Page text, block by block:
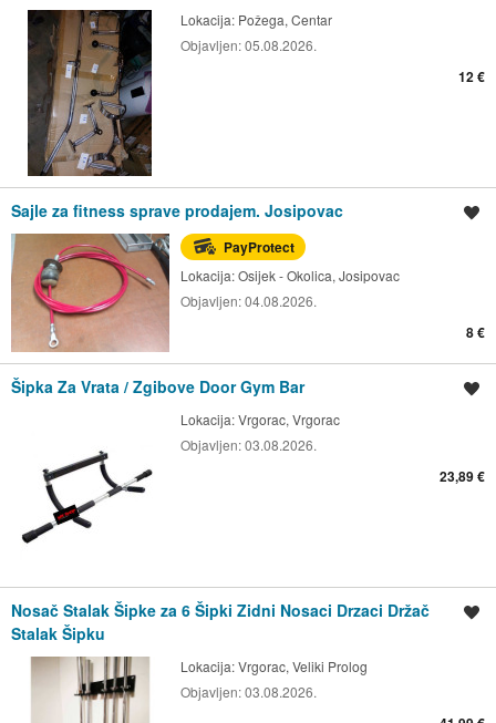
Lokacija: Požega, Centar
Objavljen:05.08.2026.
12 €
Sajle za fitness sprave prodajem. Josipovac
PayProtect
Lokacija:Osijek - Okolica, Josipovac
Objavljen:04.08.2026.
8 €
Šipka Za Vrata / Zgibove Door Gym Bar
Lokacija:Vrgorac, Vrgorac
Objavljen:03.08.2026.
23,89 €
Nosač Stalak Šipke za 6 Šipki Zidni Nosaci Drzaci Držač
Stalak Šipku
Lokacija:Vrgorac, Veliki Prolog
Objavljen:03.08.2026.